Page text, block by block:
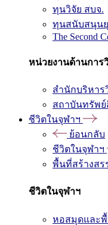
ทุนวิจัย สบจ.
ทุนสนับสนุน
The Second
หน่วยงานด้านการ
สำนักบริหาร
สถาบันทรัพ
ชีวิตในจุฬาฯ
ย้อนกลับ
ชีวิตในจุฬาฯ
พื้นที่สร้างสร
ชีวิตในจุฬาฯ
หอสมุดและ